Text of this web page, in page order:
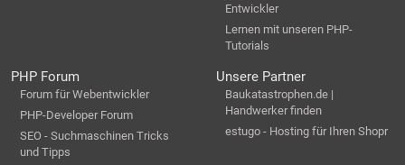
Entwickler
Lernen mit unseren PHP-
Tutorials
PHP Forum
Forum für Webentwickler
PHP-Developer Forum
SEO - Suchmaschinen Tricks
und Tipps
Unsere Partner
Baukatastrophen.de |
Handwerker finden
estugo - Hosting für Ihren Shopr